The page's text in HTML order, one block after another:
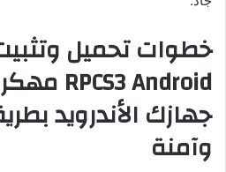
خطوات تحميل
جهازك الأندرويد
وآمنة